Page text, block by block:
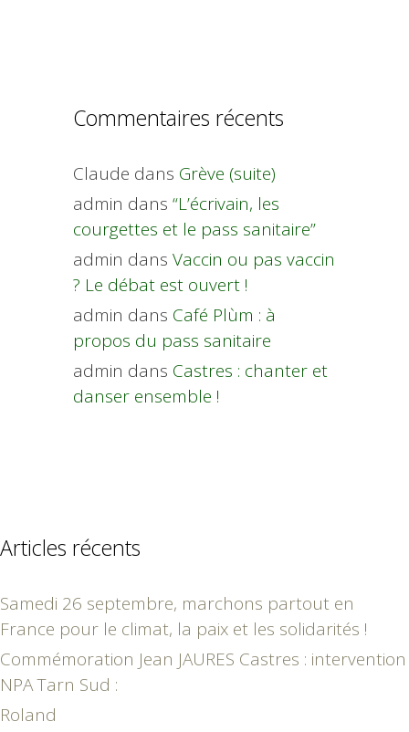
Commentaires récents
Claude dans Grève (suite)
admin dans “L’écrivain, les
courgettes et le pass sanitaire”
admin dans Vaccin ou pas vaccin
? Le débat est ouvert !
admin dans Café Plùm : à
propos du pass sanitaire
admin dans Castres : chanter et
danser ensemble !
Articles récents
Samedi 26 septembre, marchons partout en
France pour le climat, la paix et les solidarités !
Commémoration Jean JAURES Castres : intervention
NPA Tarn Sud :
Roland